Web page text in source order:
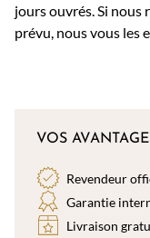
jours ouvrés. Si
prévu, nous vous les
VOS
Revendeur
Garantie
Livraison